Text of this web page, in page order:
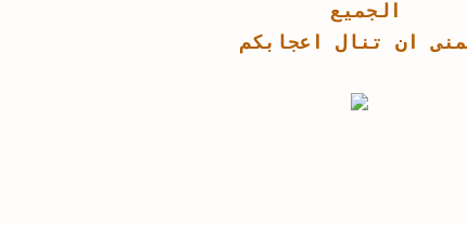
الجميع
ان تنال اعجابكم